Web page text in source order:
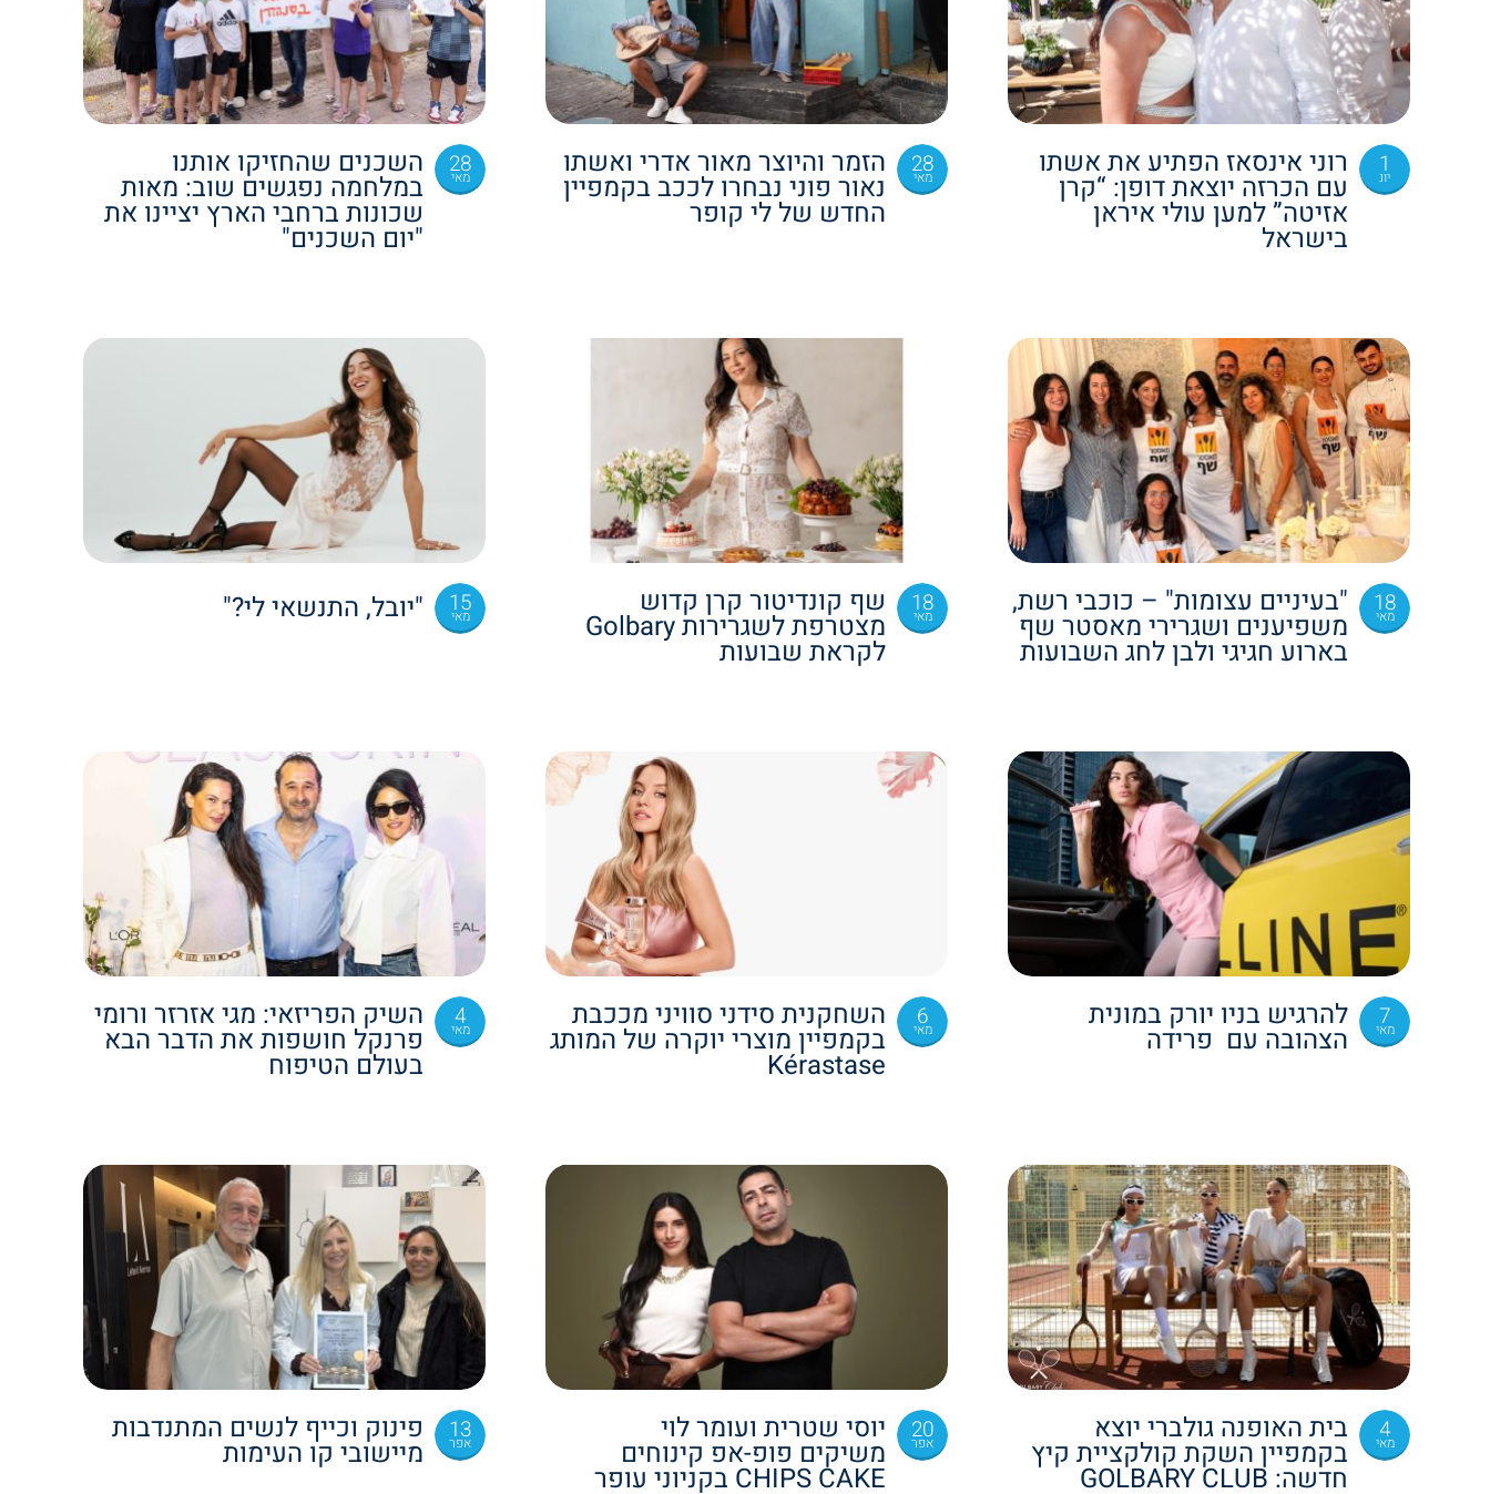
1
יונ רוני אינסאז הפתיע את אשתו
עם הכרזה יוצאת דופן: “קרן
אזיטה” למען עולי איראן
בישראל
28
מאי הזמר והיוצר מאור אדרי ואשתו
נאור פוני נבחרו לככב בקמפיין
החדש של לי קופר
28
מאי השכנים שהחזיקו אותנו
במלחמה נפגשים שוב: מאות
שכונות ברחבי הארץ יציינו את
"יום השכנים"
18
מאי "בעיניים עצומות" – כוכבי רשת,
משפיענים ושגרירי מאסטר שף
בארוע חגיגי ולבן לחג השבועות
18
מאי שף קונדיטור קרן קדוש
מצטרפת לשגרירות Golbary
לקראת שבועות
15
מאי "יובל, התנשאי לי?"
7
מאי להרגיש בניו יורק במונית
הצהובה עם פרידה
6
מאי השחקנית סידני סוויני מככבת
בקמפיין מוצרי יוקרה של המותג
Kérastase
4
מאי השיק הפריזאי: מגי אזרזר ורומי
פרנקל חושפות את הדבר הבא
בעולם הטיפוח
4
מאי בית האופנה גולברי יוצא
בקמפיין השקת קולקציית קיץ
חדשה: GOLBARY CLUB
20
אפר יוסי שטרית ועומר לוי
משיקים פופ-אפ קינוחים
CHIPS CAKE בקניוני עופר
13
אפר פינוק וכייף לנשים המתנדבות
מיישובי קו העימות